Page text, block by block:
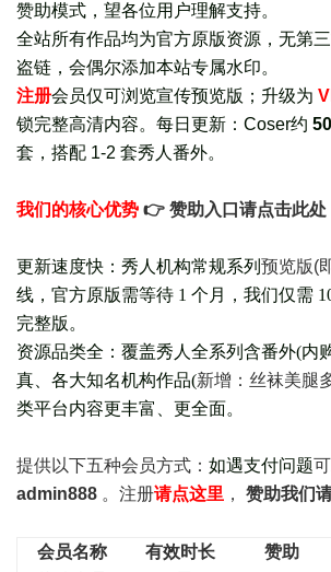
赞助模式，望各位用户理解支持。
全站所有作品均为官方原版资源，无第
盗链，会偶尔添加本站专属水印。
注册会员仅可浏览宣传预览版 ； 升级为
锁完整高清内容。每日更新： Coser约 50
套， 搭配 1-2 套秀人番外。
我们的核心优势 👉 赞助入口请点击此处
更新速度快：秀人机构常规系列 预览版(
线，官方原版需等待 1 个月，我们仅需
完整版。
资源品类全：覆盖秀人全系列含番外(内
真、各大知名机构作品(新增：丝袜美腿
类平台内容更丰富、更全面。
提供以下五种会员方式： 如遇支付问题
admin888 。注册请点这里 ， 赞助我们
会员名称 有效时长 赞助